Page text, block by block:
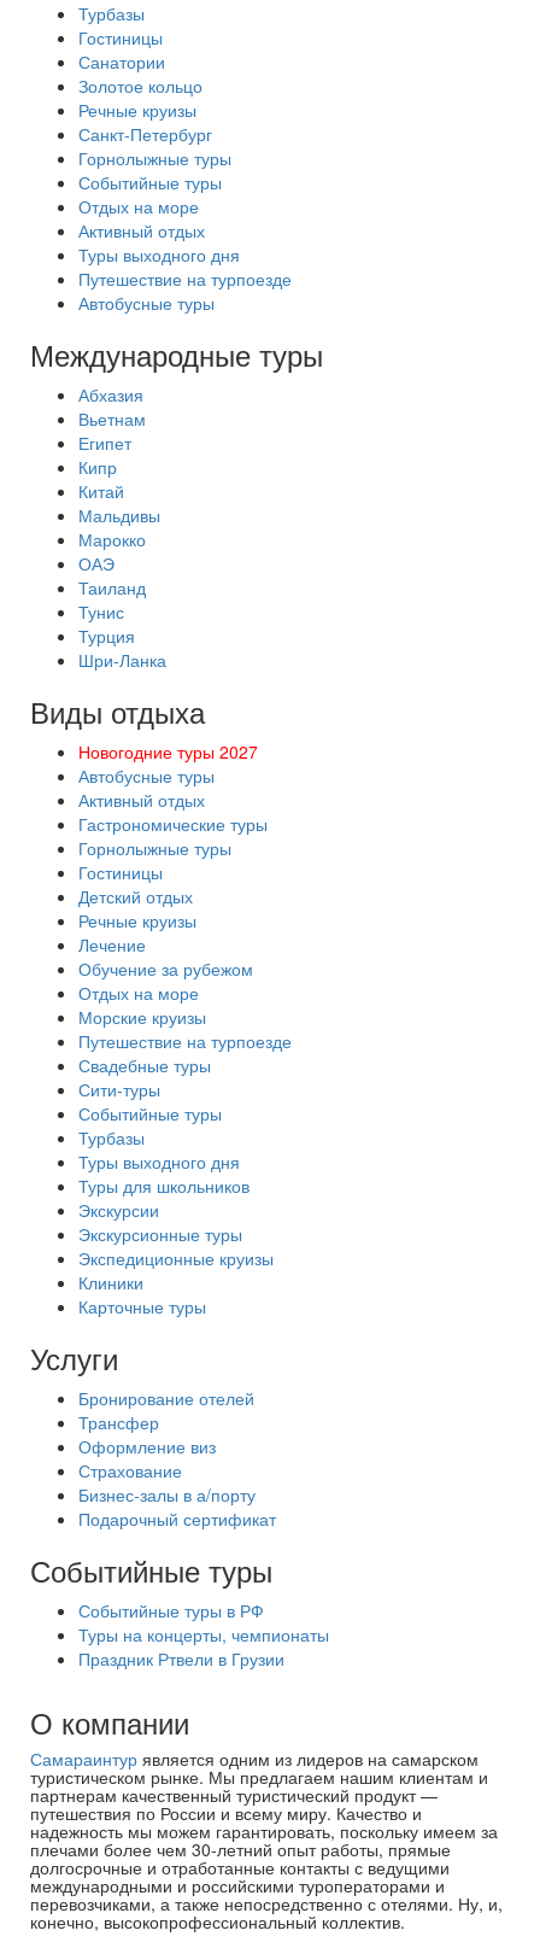
Турбазы
Гостиницы
Санатории
Золотое кольцо
Речные круизы
Санкт-Петербург
Горнолыжные туры
Событийные туры
Отдых на море
Активный отдых
Туры выходного дня
Путешествие на турпоезде
Автобусные туры
Международные туры
Абхазия
Вьетнам
Египет
Кипр
Китай
Мальдивы
Марокко
ОАЭ
Таиланд
Тунис
Турция
Шри-Ланка
Виды отдыха
Новогодние туры 2027
Автобусные туры
Активный отдых
Гастрономические туры
Горнолыжные туры
Гостиницы
Детский отдых
Речные круизы
Лечение
Обучение за рубежом
Отдых на море
Морские круизы
Путешествие на турпоезде
Свадебные туры
Сити-туры
Событийные туры
Турбазы
Туры выходного дня
Туры для школьников
Экскурсии
Экскурсионные туры
Экспедиционные круизы
Клиники
Карточные туры
Услуги
Бронирование отелей
Трансфер
Оформление виз
Страхование
Бизнес-залы в а/порту
Подарочный сертификат
Событийные туры
Событийные туры в РФ
Туры на концерты, чемпионаты
Праздник Ртвели в Грузии
О компании
Самараинтур является одним из лидеров на самарском
туристическом рынке. Мы предлагаем нашим клиентам и
партнерам качественный туристический продукт —
путешествия по России и всему миру. Качество и
надежность мы можем гарантировать, поскольку имеем за
плечами более чем 30-летний опыт работы, прямые
долгосрочные и отработанные контакты с ведущими
международными и российскими туроператорами и
перевозчиками, а также непосредственно с отелями. Ну, и,
конечно, высокопрофессиональный коллектив.